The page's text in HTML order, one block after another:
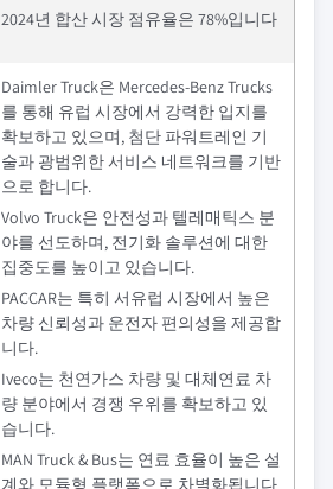
2024년 합산 시장 점유율은 78%입니다
Daimler Truck은 Mercedes-Benz Trucks
를 통해 유럽 시장에서 강력한 입지를
확보하고 있으며, 첨단 파워트레인 기
술과 광범위한 서비스 네트워크를 기반
으로 합니다.
Volvo Truck은 안전성과 텔레매틱스 분
야를 선도하며, 전기화 솔루션에 대한
집중도를 높이고 있습니다.
PACCAR는 특히 서유럽 시장에서 높은
차량 신뢰성과 운전자 편의성을 제공합
니다.
Iveco는 천연가스 차량 및 대체연료 차
량 분야에서 경쟁 우위를 확보하고 있
습니다.
MAN Truck & Bus는 연료 효율이 높은 설
계와 모듈형 플랫폼으로 차별화됩니다